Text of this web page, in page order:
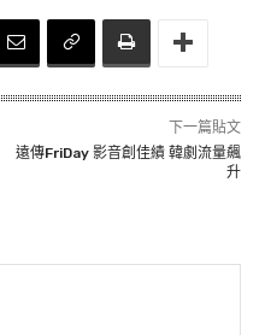
下一篇貼文
遠傳FriDay 影音創佳績 韓劇流量飆
升